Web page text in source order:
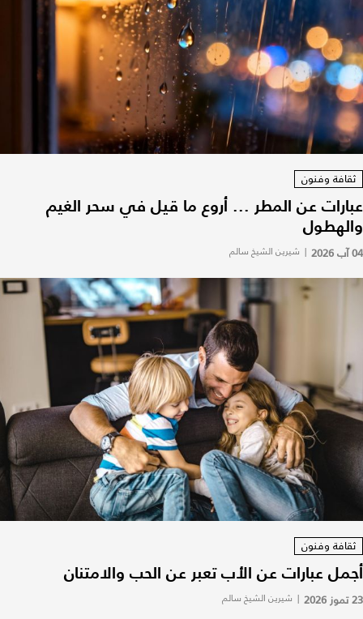
ثقافة وفنون
عبارات عن المطر ... أروع ما قيل في سحر الغيم
والهطول
04 آب 2026 | شيرين الشيخ سالم
ثقافة وفنون
أجمل عبارات عن الأب تعبر عن الحب والامتنان
23 تموز 2026 | شيرين الشيخ سالم